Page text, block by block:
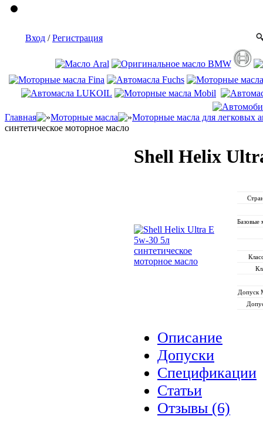
Вход /Регистрация
Главная Моторные масла
Моторные масла для легковых
синтетическое моторное масло
Shell Helix
Базовые
Допуск
Описание
Допуски
Спецификации
Статьи
Отзывы (6)